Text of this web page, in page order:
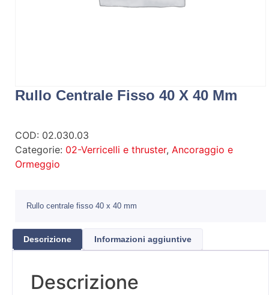
Rullo Centrale Fisso 40 X 40 Mm
COD: 02.030.03
Categorie: 02-Verricelli e thruster, Ancoraggio e
Ormeggio
Rullo centrale fisso 40 x 40 mm
Descrizione Informazioni aggiuntive
Descrizione